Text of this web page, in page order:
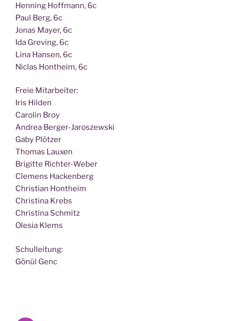
Hen­ning Hoff­mann, 6c
Paul Berg, 6c
Jonas May­er, 6c
Ida Gre­ving, 6c
Lina Han­sen, 6c
Nic­las Hont­heim, 6c
Freie Mit­ar­bei­ter:
Iris Hilden
Caro­lin Broy
Andrea Berger-Jaroszewski
Gaby Plötzer
Tho­mas Lauxen
Bri­git­te Richter-Weber
Cle­mens Hackenberg
Chris­ti­an Hontheim
Chris­ti­na Krebs
Chris­ti­na Schmitz
Ole­sia Klems
Schul­lei­tung:
Gönül Genc